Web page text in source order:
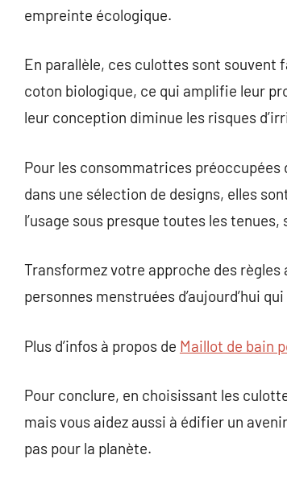
empreinte écologique.
En parallèle, ces culottes sont
coton biologique, ce qui amplifie leur
leur conception diminue les risques
Pour les consommatrices préoccupées
dans une sélection de designs, elles
l’usage sous presque toutes les tenues,
Transformez votre approche des
personnes menstruées d’aujourd’hui
Plus d’infos à propos de Maillot de bain
Pour conclure, en choisissant les
mais vous aidez aussi à édifier un
pas pour la planète.